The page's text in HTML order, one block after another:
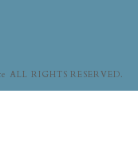
ALL RIGHTS RESERVED.